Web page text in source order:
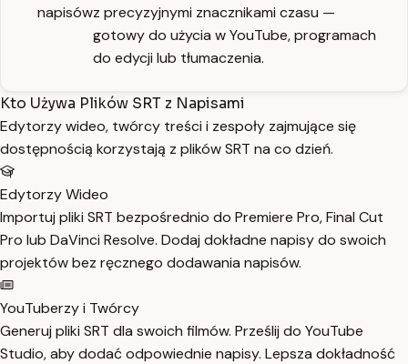
napisówz precyzyjnymi znacznikami czasu —
gotowy do użycia w YouTube, programach
do edycji lub tłumaczenia.
Kto Używa Plików SRT z Napisami
Edytorzy wideo, twórcy treści i zespoły zajmujące się
dostępnością korzystają z plików SRT na co dzień.
Edytorzy Wideo
Importuj pliki SRT bezpośrednio do Premiere Pro, Final Cut
Pro lub DaVinci Resolve. Dodaj dokładne napisy do swoich
projektów bez ręcznego dodawania napisów.
YouTuberzy i Twórcy
Generuj pliki SRT dla swoich filmów. Prześlij do YouTube
Studio, aby dodać odpowiednie napisy. Lepsza dokładność